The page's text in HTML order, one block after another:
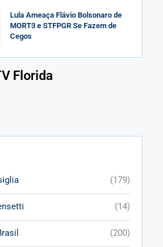
Lula Ameaça Flávio Bolsonaro de
MORT3 e STFPGR Se Fazem de
Cegos
Florida
(179)
(14)
(200)